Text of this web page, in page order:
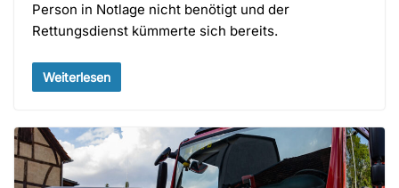
Person in Notlage nicht benötigt und der
Rettungsdienst kümmerte sich bereits.
Weiterlesen